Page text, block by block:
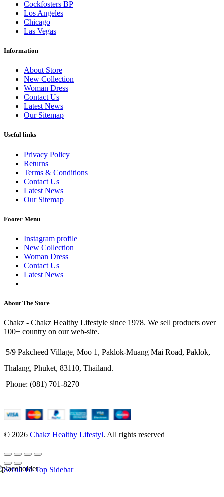
Cockfosters BP
Los Angeles
Chicago
Las Vegas
Information
About Store
New Collection
Woman Dress
Contact Us
Latest News
Our Sitemap
Useful links
Privacy Policy
Returns
Terms & Conditions
Contact Us
Latest News
Our Sitemap
Footer Menu
Instagram profile
New Collection
Woman Dress
Contact Us
Latest News
About The Store
Chakz - Chakz Healthy Lifestyle since 1978. We sell products over
100+ country on our web-site.
5/9 Pakcheed Village, Moo 1, Paklok-Muang Mai Road, Paklok,
Thalang, Phuket, 83110, Thailand.
Phone: (081) 701-8270
© 2026 Chakz Healthy Lifestyl. All rights reserved
Scroll To Top Sidebar